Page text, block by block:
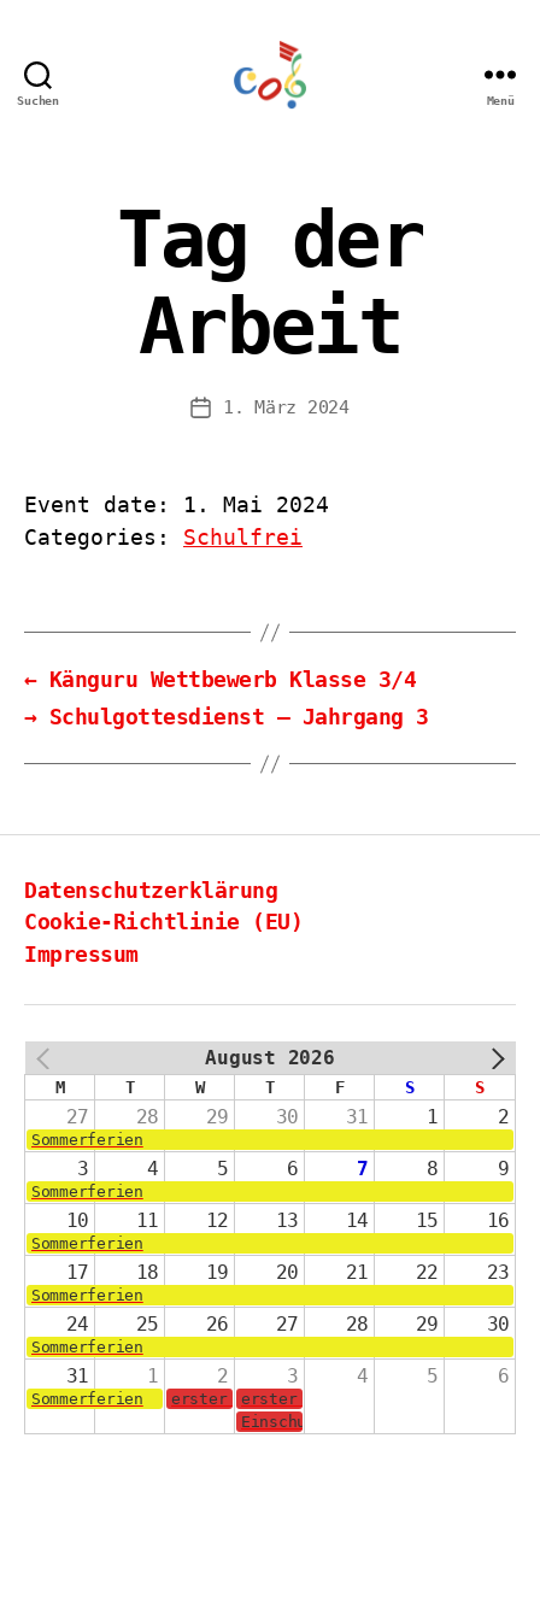
Suchen Menü
Tag der
Arbeit
Veröffentlichungsdatum
1. März 2024
Event date: 1. Mai 2024
Categories: Schulfrei
← Känguru Wettbewerb Klasse 3/4
→ Schulgottesdienst – Jahrgang 3
Datenschutzerklärung
Cookie-Richtlinie (EU)
Impressum
August 2026
M T W T F S S
27 28 29 30 31 1 2
Sommerferien
3 4 5 6 7 8 9
Sommerferien
10 11 12 13 14 15 16
Sommerferien
17 18 19 20 21 22 23
Sommerferien
24 25 26 27 28 29 30
Sommerferien
31 1 2 3 4 5 6
Sommerferien erster Schultag für die Jahrgänge 2-4
erster Schultag für die
Einschulungsgottesdienst in der